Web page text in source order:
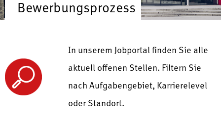
Bewerbungsprozess
In unserem Jobportal finden Sie alle
aktuell offenen Stellen. Filtern Sie
nach Aufgabengebiet, Karrierelevel
oder Standort.